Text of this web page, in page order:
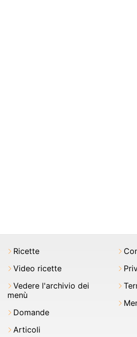
Ricette
Video ricette
Vedere l'archivio dei
menù
Domande
Articoli